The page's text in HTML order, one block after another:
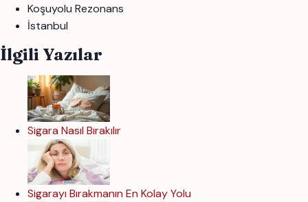
Koşuyolu Rezonans
İstanbul
İlgili Yazılar
Sigara Nasıl Bırakılır
Sigarayı Bırakmanın En Kolay Yolu